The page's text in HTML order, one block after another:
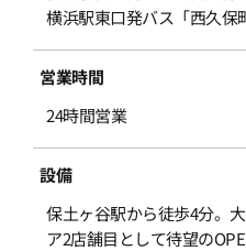
横浜駅東口発バス「西久保
営業時間
24時間営業
設備
保土ヶ谷駅から徒歩4分。
ア2店舗目として待望の